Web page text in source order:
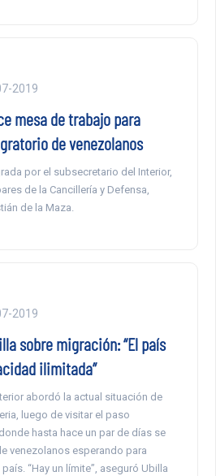
2019
mesa de trabajo para
de venezolanos
por el subsecretario del Interior,
de la Cancillería y Defensa,
de la Maza.
2019
sobre migración: “El país
ilimitada”
abordó la actual situación de
luego de visitar el paso
hasta hace un par de días se
venezolanos esperando para
“Hay un límite”, aseguró Ubilla